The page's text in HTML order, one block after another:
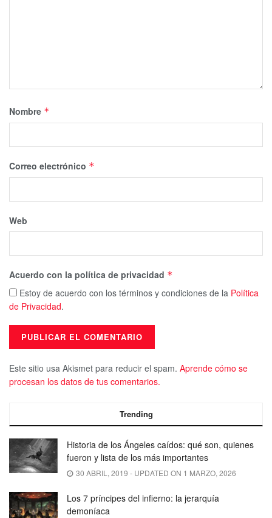
Nombre *
Correo electrónico *
Web
Acuerdo con la política de privacidad *
Estoy de acuerdo con los términos y condiciones de la Política
de Privacidad.
Este sitio usa Akismet para reducir el spam. Aprende cómo se
procesan los datos de tus comentarios.
Trending
Historia de los Ángeles caídos: qué son, quienes
fueron y lista de los más importantes
30 ABRIL, 2019 - UPDATED ON 1 MARZO, 2026
Los 7 príncipes del infierno: la jerarquía
demoníaca